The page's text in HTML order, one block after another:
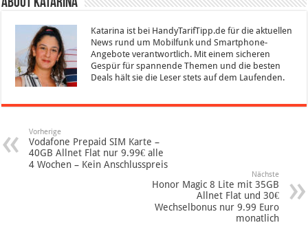
Katarina ist bei HandyTarifTipp.de für die aktuellen
News rund um Mobilfunk und Smartphone-
Angebote verantwortlich. Mit einem sicheren
Gespür für spannende Themen und die besten
Deals hält sie die Leser stets auf dem Laufenden.
Vorherige
Vodafone Prepaid SIM Karte –
40GB Allnet Flat nur 9.99€ alle
4 Wochen – Kein Anschlusspreis
Nächste
Honor Magic 8 Lite mit 35GB
Allnet Flat und 30€
Wechselbonus nur 9.99 Euro
monatlich